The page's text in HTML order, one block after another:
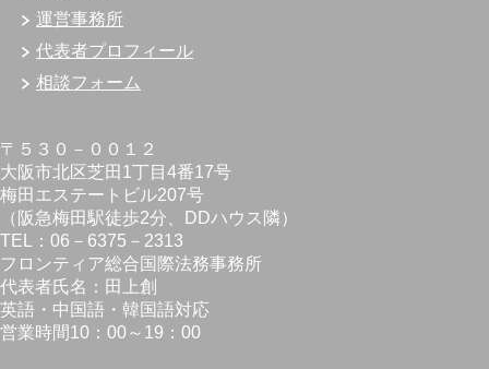
運営事務所
代表者プロフィール
相談フォーム
〒５３０－００１２
大阪市北区芝田1丁目4番17号
梅田エステートビル207号
（阪急梅田駅徒歩2分、DDハウス隣）
TEL：06－6375－2313
フロンティア総合国際法務事務所
代表者氏名：田上創
英語・中国語・韓国語対応
営業時間10：00～19：00